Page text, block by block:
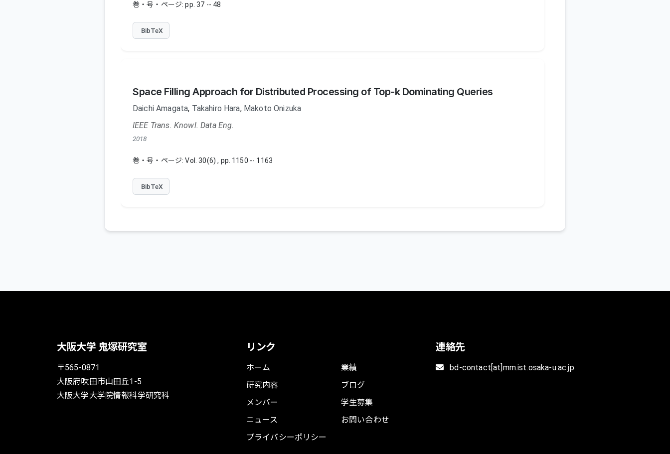
巻・号・ページ: pp. 37 -- 48
BibTeX
Space Filling Approach for Distributed Processing of Top-k Dominating Queries
Daichi Amagata, Takahiro Hara, Makoto Onizuka
IEEE Trans. Knowl. Data Eng.
2018
巻・号・ページ: Vol. 30(6) , pp. 1150 -- 1163
BibTeX
大阪大学 鬼塚研究室
〒565-0871
大阪府吹田市山田丘1-5
大阪大学大学院情報科学研究科
リンク
ホーム
研究内容
メンバー
ニュース
プライバシーポリシー
業績
ブログ
学生募集
お問い合わせ
連絡先
bd-contact[at]mm.ist.osaka-u.ac.jp